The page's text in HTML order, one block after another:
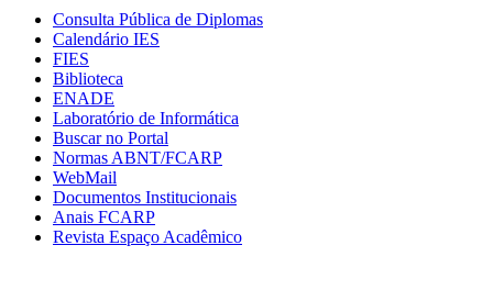
Consulta Pública de Diplomas
Calendário IES
FIES
Biblioteca
ENADE
Laboratório de Informática
Buscar no Portal
Normas ABNT/FCARP
WebMail
Documentos Institucionais
Anais FCARP
Revista Espaço Acadêmico